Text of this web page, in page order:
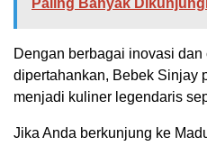
Paling Banyak
Dengan berbagai inovasi dan
dipertahankan, Bebek Sinjay
menjadi kuliner legendaris
Jika Anda berkunjung ke